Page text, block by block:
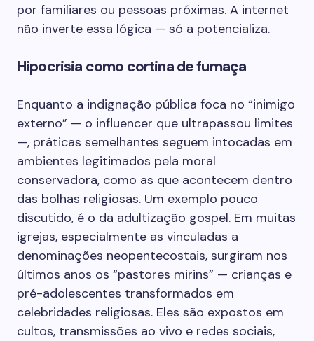
por familiares ou pessoas próximas. A internet
não inverte essa lógica — só a potencializa.
Hipocrisia como cortina de fumaça
Enquanto a indignação pública foca no “inimigo
externo” — o influencer que ultrapassou limites
—, práticas semelhantes seguem intocadas em
ambientes legitimados pela moral
conservadora, como as que acontecem dentro
das bolhas religiosas. Um exemplo pouco
discutido, é o da adultização gospel. Em muitas
igrejas, especialmente as vinculadas a
denominações neopentecostais, surgiram nos
últimos anos os “pastores mirins” — crianças e
pré-adolescentes transformados em
celebridades religiosas. Eles são expostos em
cultos, transmissões ao vivo e redes sociais,